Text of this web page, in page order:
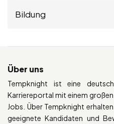
Bildung
Über uns
Tempknight ist eine
Karriereportal mit einem
Jobs. Über Tempknight
geeignete Kandidaten und